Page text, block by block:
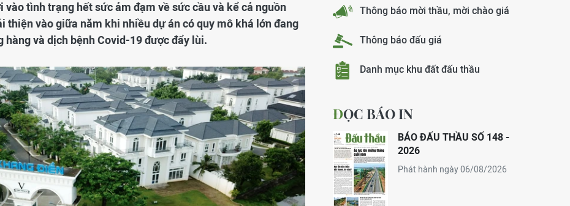
vào tình trạng hết sức ảm đạm về sức cầu và kể cả nguồn
thiện vào giữa năm khi nhiều dự án có quy mô khá lớn đang
và dịch bệnh Covid-19 được đẩy lùi.
Thông báo mời thầu, mời chào giá
Thông báo đấu giá
Danh mục khu đất đấu thầu
ĐỌC BÁO IN
BÁO ĐẤU THẦU SỐ 148 -
2026
Phát hành ngày 06/08/2026